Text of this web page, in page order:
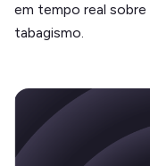
em tempo real
tabagismo.